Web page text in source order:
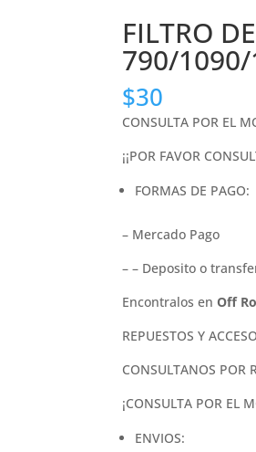
FILTRO
790/
$30
CONSULTA POR EL
¡¡POR FAVOR
FORMAS DE PAGO:
– Mercado Pago
– – Deposito o
Encontralos enOff
REPUESTOS Y
CONSULTANOS POR
¡CONSULTA POR EL
ENVIOS: